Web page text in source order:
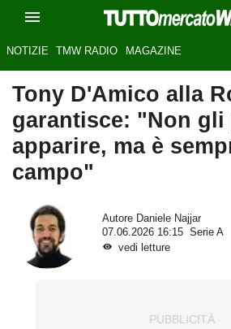
NOTIZIE TMW RADIO MAGAZINE
Tony D'Amico alla
garantisce: "Non gli
apparire, ma è
campo"
Autore Daniele Najjar
07.06.2026 16:15
Serie A
vedi letture